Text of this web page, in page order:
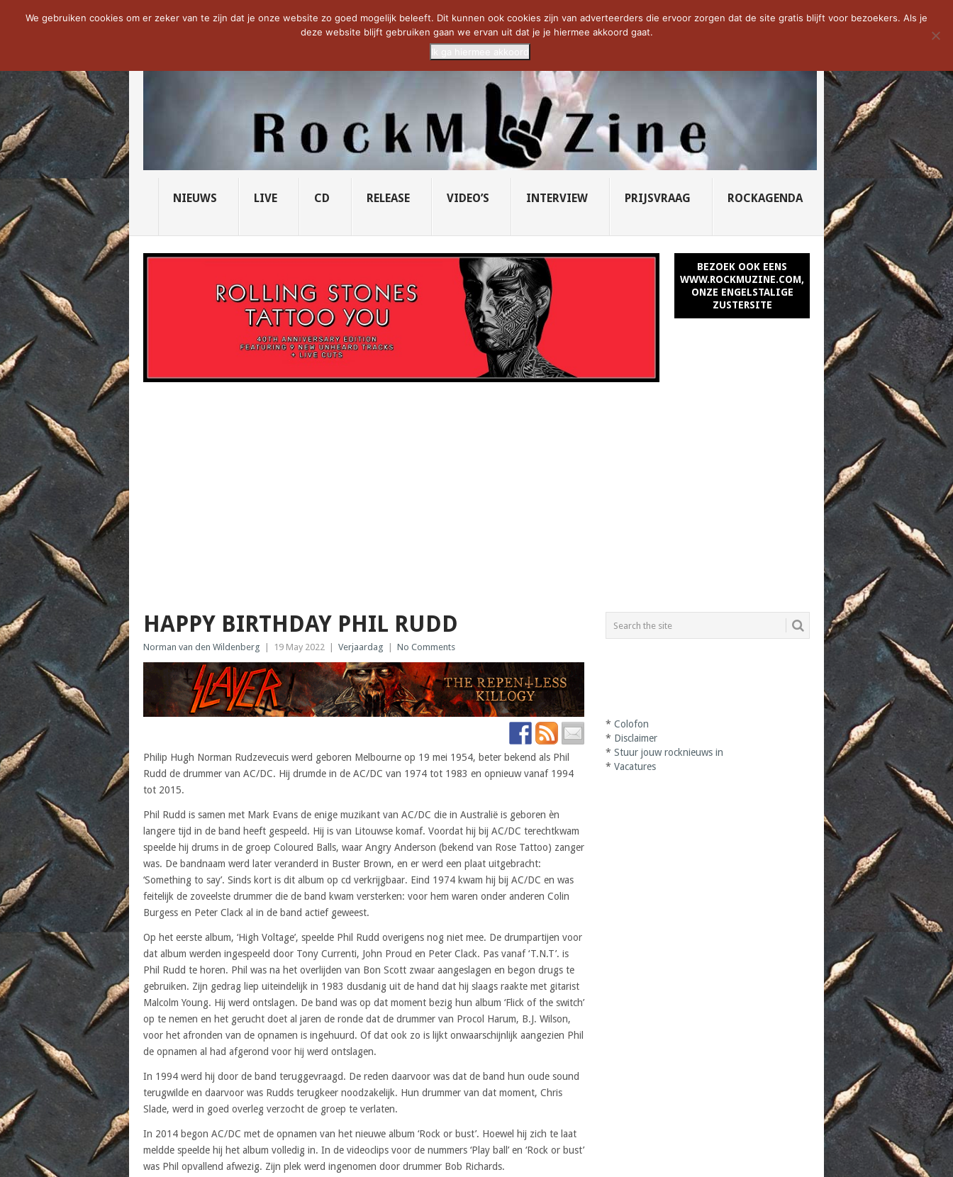
NOW TRENDING: THE VICIOUS HEAD SOCIETY... PRIDE OF LIONS – U... SAVATAGE KOMT TERUG IN 0... CD VAN DE WEEK: SLEEPING...
NIEUWS LIVE CD RELEASE VIDEO’S INTERVIEW PRIJSVRAAG ROCKAGENDA
BEZOEK OOK EENS
WWW.ROCKMUZINE.COM,
ONZE ENGELSTALIGE
ZUSTERSITE
HAPPY BIRTHDAY PHIL RUDD
Norman van den Wildenberg 19 May 2022 Verjaardag No Comments
Philip Hugh Norman Rudzevecuis werd geboren Melbourne op 19 mei 1954, beter bekend als Phil
Rudd de drummer van AC/DC. Hij drumde in de AC/DC van 1974 tot 1983 en opnieuw vanaf 1994
tot 2015.
Phil Rudd is samen met Mark Evans de enige muzikant van AC/DC die in Australië is geboren èn
langere tijd in de band heeft gespeeld. Hij is van Litouwse komaf. Voordat hij bij AC/DC terechtkwam
speelde hij drums in de groep Coloured Balls, waar Angry Anderson (bekend van Rose Tattoo) zanger
was. De bandnaam werd later veranderd in Buster Brown, en er werd een plaat uitgebracht:
‘Something to say’. Sinds kort is dit album op cd verkrijgbaar. Eind 1974 kwam hij bij AC/DC en was
feitelijk de zoveelste drummer die de band kwam versterken: voor hem waren onder anderen Colin
Burgess en Peter Clack al in de band actief geweest.
Op het eerste album, ‘High Voltage’, speelde Phil Rudd overigens nog niet mee. De drumpartijen voor
dat album werden ingespeeld door Tony Currenti, John Proud en Peter Clack. Pas vanaf ‘T.N.T’. is
Phil Rudd te horen. Phil was na het overlijden van Bon Scott zwaar aangeslagen en begon drugs te
gebruiken. Zijn gedrag liep uiteindelijk in 1983 dusdanig uit de hand dat hij slaags raakte met gitarist
Malcolm Young. Hij werd ontslagen. De band was op dat moment bezig hun album ‘Flick of the switch’
op te nemen en het gerucht doet al jaren de ronde dat de drummer van Procol Harum, B.J. Wilson,
voor het afronden van de opnamen is ingehuurd. Of dat ook zo is lijkt onwaarschijnlijk aangezien Phil
de opnamen al had afgerond voor hij werd ontslagen.
In 1994 werd hij door de band teruggevraagd. De reden daarvoor was dat de band hun oude sound
terugwilde en daarvoor was Rudds terugkeer noodzakelijk. Hun drummer van dat moment, Chris
Slade, werd in goed overleg verzocht de groep te verlaten.
In 2014 begon AC/DC met de opnamen van het nieuwe album ‘Rock or bust’. Hoewel hij zich te laat
meldde speelde hij het album volledig in. In de videoclips voor de nummers ‘Play ball’ en ‘Rock or bust’
was Phil opvallend afwezig. Zijn plek werd ingenomen door drummer Bob Richards.
*Colofon
* Disclaimer
*Stuur jouw rocknieuws in
*Vacatures
We gebruiken cookies om er zeker van te zijn dat je onze website zo goed mogelijk beleeft. Dit kunnen ook cookies zijn van adverteerders die ervoor zorgen dat de site gratis blijft voor bezoekers. Als je
deze website blijft gebruiken gaan we ervan uit dat je je hiermee akkoord gaat.
Ik ga hiermee akkoord